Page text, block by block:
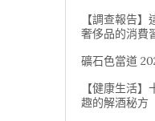
【調查報告
奢侈品的消費
礦石色當道
【健康生活
趣的解酒秘方